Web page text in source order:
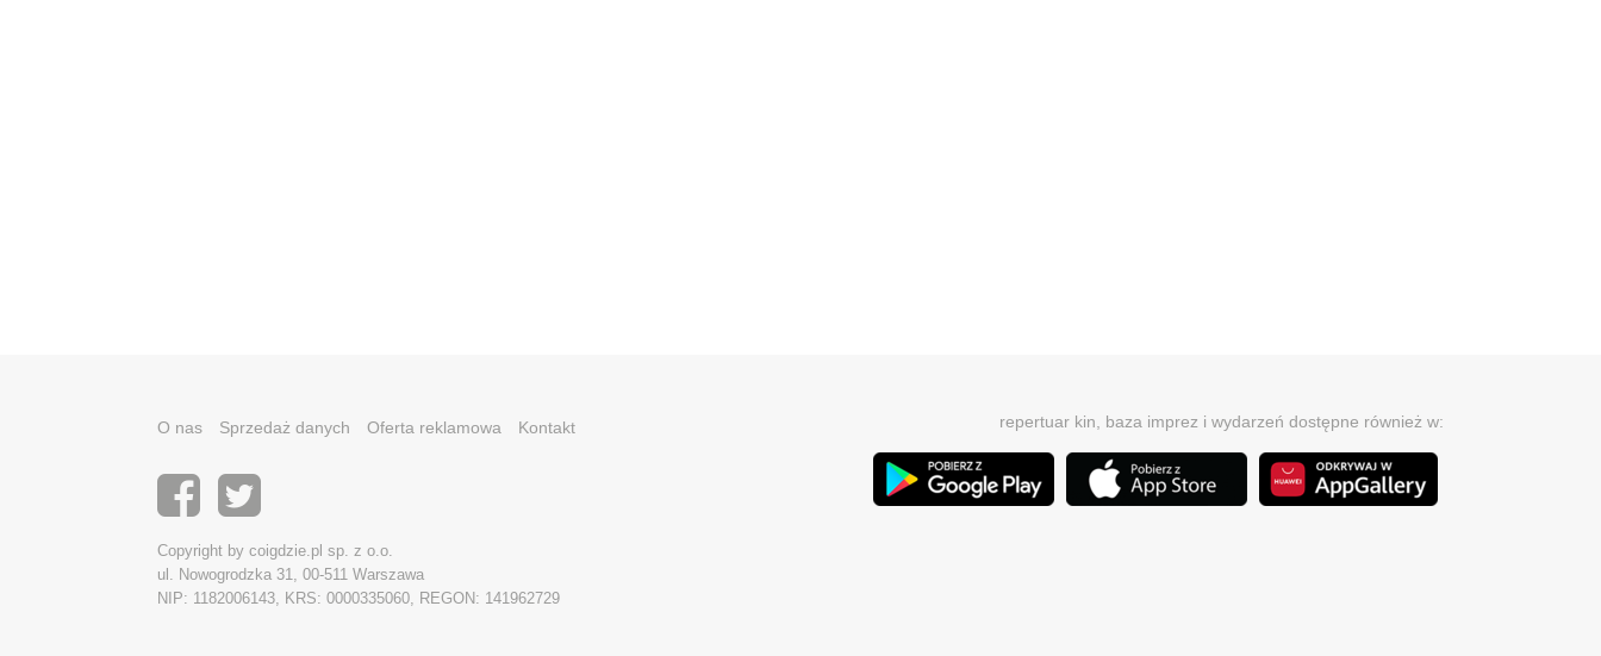
O nas Sprzedaż danych Oferta reklamowa Kontakt
Copyright by coigdzie.pl sp. z o.o.
ul. Nowogrodzka 31, 00-511 Warszawa
NIP: 1182006143, KRS: 0000335060, REGON: 141962729
repertuar kin, baza imprez i wydarzeń dostępne również w: